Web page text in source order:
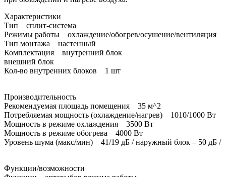
Характеристики
Тип сплит-система
Режимы работы охлаждение/обогрев/осушение/вентиляция
Тип монтажа настенный
Комплектация внутренний блок
внешний блок
Кол-во внутренних блоков 1 шт
Производительность
Рекомендуемая площадь помещения 35 м^2
Потребляемая мощность (охлаждение/нагрев) 1010/1000 Вт
Мощность в режиме охлаждения 3500 Вт
Мощность в режиме обогрева 4000 Вт
Уровень шума (макс/мин) 41/19 дБ / наружный блок – 50 дБ /
Функции/возможности